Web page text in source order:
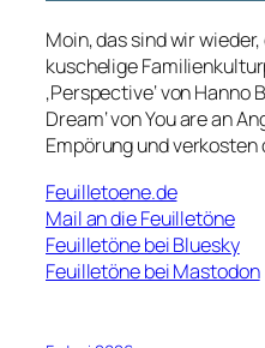
Moin, das sind wir
kuschelige
‚Perspective‘ von Hanno
Dream‘ von You are an
Empörung und verkosten
Feuilletoene.de
Mail an die Feuilletöne
Feuilletöne bei Bluesky
Feuilletöne bei Mastodon